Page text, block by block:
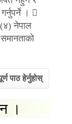
। 
नेपाल
पाठ हेर्नुहोस्
।